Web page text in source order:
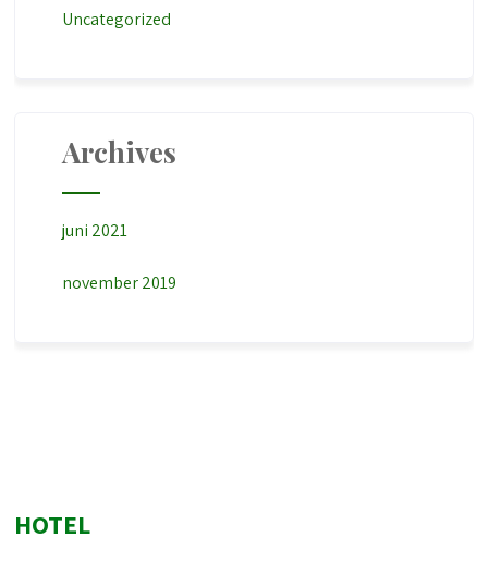
Uncategorized
Archives
juni 2021
november 2019
HOTEL